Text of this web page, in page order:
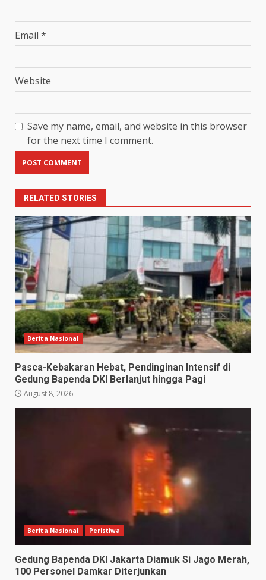
Email *
Website
Save my name, email, and website in this browser
for the next time I comment.
RELATED STORIES
Berita Nasional
Pasca-Kebakaran Hebat, Pendinginan Intensif di
Gedung Bapenda DKI Berlanjut hingga Pagi
August 8, 2026
Berita Nasional Peristiwa
Gedung Bapenda DKI Jakarta Diamuk Si Jago Merah,
100 Personel Damkar Diterjunkan